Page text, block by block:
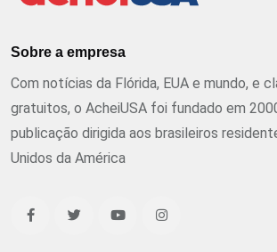
Sobre a empresa
Com notícias da Flórida, EUA e mundo, e
gratuitos, o AcheiUSA foi fundado em
publicação dirigida aos brasileiros
Unidos da América